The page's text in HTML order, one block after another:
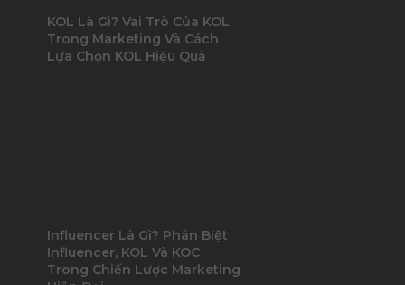
KOL Là Gì? Vai Trò Của KOL
Trong Marketing Và Cách
Lựa Chọn KOL Hiệu Quả
Influencer Là Gì? Phân Biệt
Influencer, KOL Và KOC
Trong Chiến Lược Marketing